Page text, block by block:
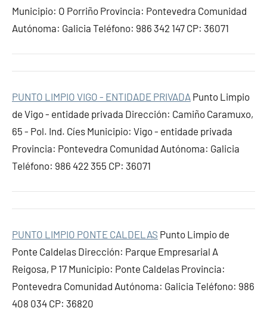
Municipio: O Porriño Provincia: Pontevedra Comunidad
Autónoma: Galicia Teléfono: 986 342 147 CP: 36071
PUNTO LIMPIO VIGO - ENTIDADE PRIVADA Punto Limpio
de Vigo - entidade privada Dirección: Camiño Caramuxo,
65 - Pol. Ind. Cíes Municipio: Vigo - entidade privada
Provincia: Pontevedra Comunidad Autónoma: Galicia
Teléfono: 986 422 355 CP: 36071
PUNTO LIMPIO PONTE CALDELAS Punto Limpio de
Ponte Caldelas Dirección: Parque Empresarial A
Reigosa, P 17 Municipio: Ponte Caldelas Provincia:
Pontevedra Comunidad Autónoma: Galicia Teléfono: 986
408 034 CP: 36820